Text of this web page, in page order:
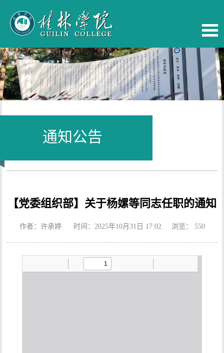
通知公告
当前位置：首页-
【党委组织部】关于杨嫘等同志任职的通知
作者：许承婷 时间：2025年10月31日 17:02 浏览： 550